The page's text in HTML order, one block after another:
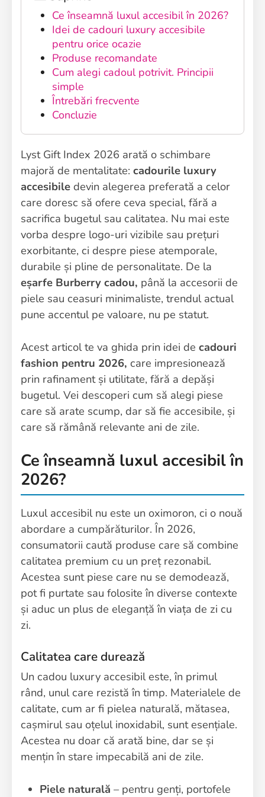
Ce înseamnă luxul accesibil în 2026?
Idei de cadouri luxury accesibile
pentru orice ocazie
Produse recomandate
Cum alegi cadoul potrivit. Principii
simple
Întrebări frecvente
Concluzie
Lyst Gift Index 2026 arată o schimbare
majoră de mentalitate: cadourile luxury
accesibile devin alegerea preferată a celor
care doresc să ofere ceva special, fără a
sacrifica bugetul sau calitatea. Nu mai este
vorba despre logo-uri vizibile sau prețuri
exorbitante, ci despre piese atemporale,
durabile și pline de personalitate. De la
eșarfe Burberry cadou, până la accesorii de
piele sau ceasuri minimaliste, trendul actual
pune accentul pe valoare, nu pe statut.
Acest articol te va ghida prin idei de cadouri
fashion pentru 2026, care impresionează
prin rafinament și utilitate, fără a depăși
bugetul. Vei descoperi cum să alegi piese
care să arate scump, dar să fie accesibile, și
care să rămână relevante ani de zile.
Ce înseamnă luxul accesibil în
2026?
Luxul accesibil nu este un oximoron, ci o nouă
abordare a cumpărăturilor. În 2026,
consumatorii caută produse care să combine
calitatea premium cu un preț rezonabil.
Acestea sunt piese care nu se demodează,
pot fi purtate sau folosite în diverse contexte
și aduc un plus de eleganță în viața de zi cu
zi.
Calitatea care durează
Un cadou luxury accesibil este, în primul
rând, unul care rezistă în timp. Materialele de
calitate, cum ar fi pielea naturală, mătasea,
cașmirul sau oțelul inoxidabil, sunt esențiale.
Acestea nu doar că arată bine, dar se și
mențin în stare impecabilă ani de zile.
Piele naturală – pentru genți, portofele